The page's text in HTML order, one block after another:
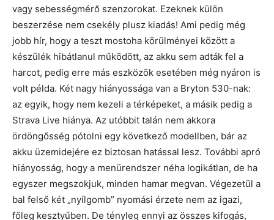
vagy sebességmérő szenzorokat. Ezeknek külön
beszerzése nem csekély plusz kiadás! Ami pedig még
jobb hír, hogy a teszt mostoha körülményei között a
készülék hibátlanul működött, az akku sem adták fel a
harcot, pedig erre más eszközök esetében még nyáron is
volt példa. Két nagy hiányossága van a Bryton 530-nak:
az egyik, hogy nem kezeli a térképeket, a másik pedig a
Strava Live hiánya. Az utóbbit talán nem akkora
ördöngősség pótolni egy következő modellben, bár az
akku üzemidejére ez biztosan hatással lesz. További apró
hiányosság, hogy a menürendszer néha logikátlan, de ha
egyszer megszokjuk, minden hamar megvan. Végezetül a
bal felső két „nyílgomb” nyomási érzete nem az igazi,
főleg kesztyűben. De tényleg ennyi az összes kifogás,